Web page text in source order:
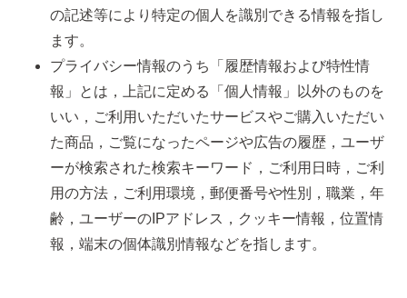
の記述等により特定の個人を識別できる情報を指し
ます。
プライバシー情報のうち「履歴情報および特性情
報」とは，上記に定める「個人情報」以外のものを
いい，ご利用いただいたサービスやご購入いただい
た商品，ご覧になったページや広告の履歴，ユーザ
ーが検索された検索キーワード，ご利用日時，ご利
用の方法，ご利用環境，郵便番号や性別，職業，年
齢，ユーザーのIPアドレス，クッキー情報，位置情
報，端末の個体識別情報などを指します。